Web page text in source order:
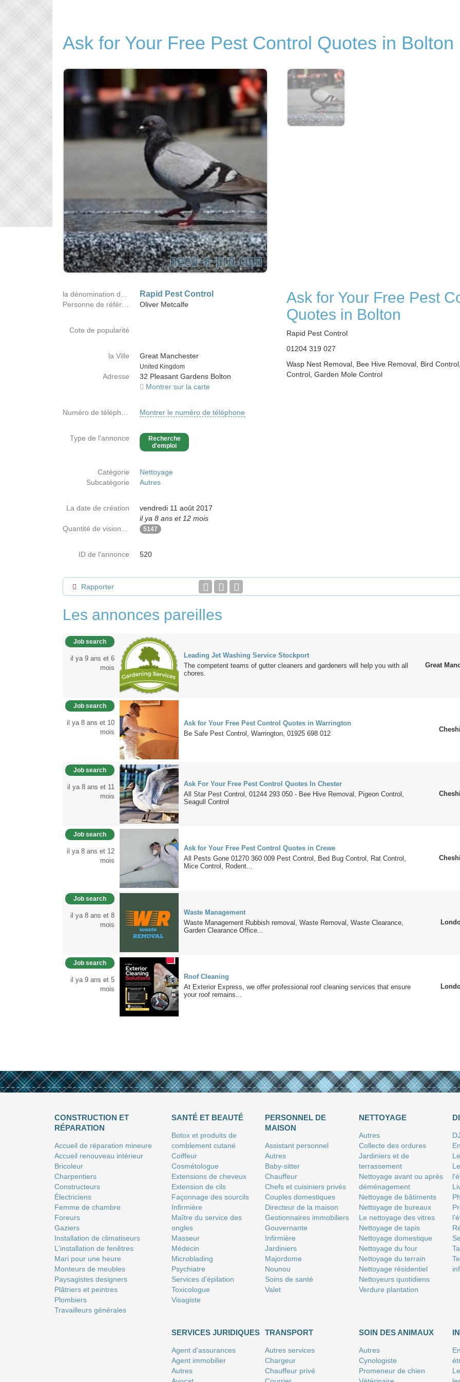
Ask for Your Free Pest Control Quotes in Bolton
Ask for Your Free Pest
Quotes in Bolton
Rapid Pest Control
01204 319 027
Wasp Nest Removal, Bee Hive Removal, Bird
Control, Garden Mole Control
Rapid Pest Control
Oliver Metcalfe
Cote de popularité
la Ville
Great Manchester
Country
United Kingdom
Adresse
32 Pleasant Gardens Bolton
Montrer sur la carte
Montrer le numéro de téléphone
Type de l'annonce
Recherche
d'emploi
Catégorie
Nettoyage
Subcatégorie
Autres
La date de création
vendredi 11 août 2017
il ya 8 ans et 12 mois
5147
ID de l'annonce 520
Rapporter
Les annonces pareilles
Job search
il ya 9 ans et 6
mois
Leading Jet Washing Service Stockport
The competent teams of gutter cleaners and gardeners will help you with all
chores.
Great
Job search
il ya 8 ans et 10
mois
Ask for Your Free Pest Control Quotes in Warrington
Be Safe Pest Control, Warrington, 01925 698 012
Job search
il ya 8 ans et 11
mois
Ask For Your Free Pest Control Quotes In Chester
All Star Pest Control, 01244 293 050 - Bee Hive Removal, Pigeon Control,
Seagull Control
Job search
il ya 8 ans et 12
mois
Ask for Your Free Pest Control Quotes in Crewe
All Pests Gone 01270 360 009 Pest Control, Bed Bug Control, Rat Control,
Mice Control, Rodent...
Job search
il ya 8 ans et 8
mois
Waste Management
Waste Management Rubbish removal, Waste Removal, Waste Clearance,
Garden Clearance Office...
Job search
il ya 9 ans et 5
mois
Roof Cleaning
At Exterior Express, we offer professional roof cleaning services that ensure
your roof remains...
CONSTRUCTION ET
RÉPARATION
Accueil de réparation mineure
Accueil renouveau intérieur
Bricoleur
Charpentiers
Constructeurs
Électriciens
Femme de chambre
Foreurs
Gaziers
Installation de climatiseurs
L'installation de fenêtres
Mari pour une heure
Monteurs de meubles
Paysagistes designers
Plâtriers et peintres
Plombiers
Travailleurs générales
SANTÉ ET BEAUTÉ
Botox et produits de
comblement cutané
Coiffeur
Сosmétologue
Extensions de cheveux
Extension de cils
Façonnage des sourcils
Infirmière
Maître du service des
ongles
Masseur
Médecin
Microblading
Psychiatre
Services d'épilation
Toxicologue
Visagiste
PERSONNEL DE
MAISON
Assistant personnel
Autres
Baby-sitter
Chauffeur
Chefs et cuisiniers privés
Couples domestiques
Directeur de la maison
Gestionnaires immobiliers
Gouvernante
Infirmière
Jardiniers
Majordome
Nounou
Soins de santé
Valet
NETTOYAGE
Autres
Collecte des ordures
Jardiniers et de
terrassement
Nettoyage avant ou après
déménagement
Nettoyage de bâtiments
Nettoyage de bureaux
Le nettoyage des vitres
Nettoyage de tapis
Nettoyage domestique
Nettoyage du four
Nettoyage du terrain
Nettoyage résidentiel
Nettoyeurs quotidiens
Verdure plantation
DJ
SERVICES JURIDIQUES
Agent d'assurances
Agent immobilier
Autres
TRANSPORT
Autres services
Chargeur
Chauffeur privé
SOIN DES ANIMAUX
Autres
Cynologiste
Promeneur de chien